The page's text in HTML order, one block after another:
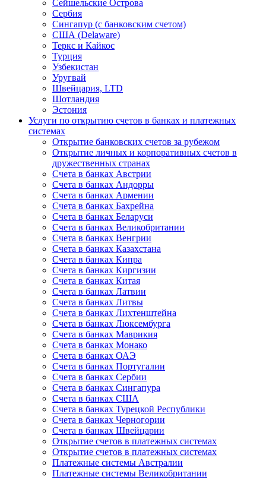
Сейшельские Острова
Сербия
Сингапур (c банковским счетом)
США (Delaware)
Теркс и Кайкос
Турция
Узбекистан
Уругвай
Швейцария, LTD
Шотландия
Эстония
Услуги по открытию счетов в банках и платежных
системах
Открытие банковских счетов за рубежом
Открытие личных и корпоративных счетов в
дружественных странах
Счета в банках Австрии
Счета в банках Андорры
Счета в банках Армении
Счета в банках Бахрейна
Счета в банках Беларуси
Счета в банках Великобритании
Счета в банках Венгрии
Счета в банках Казахстана
Счета в банках Кипра
Счета в банках Киргизии
Счета в банках Китая
Счета в банках Латвии
Счета в банках Литвы
Счета в банках Лихтенштейна
Счета в банках Люксембурга
Счета в банках Маврикия
Счета в банках Монако
Счета в банках ОАЭ
Счета в банках Португалии
Счета в банках Сербии
Счета в банках Сингапура
Счета в банках США
Счета в банках Турецкой Республики
Счета в банках Черногории
Счета в банках Швейцарии
Открытие счетов в платежных системах
Открытие счетов в платежных системах
Платежные системы Австралии
Платежные системы Великобритании